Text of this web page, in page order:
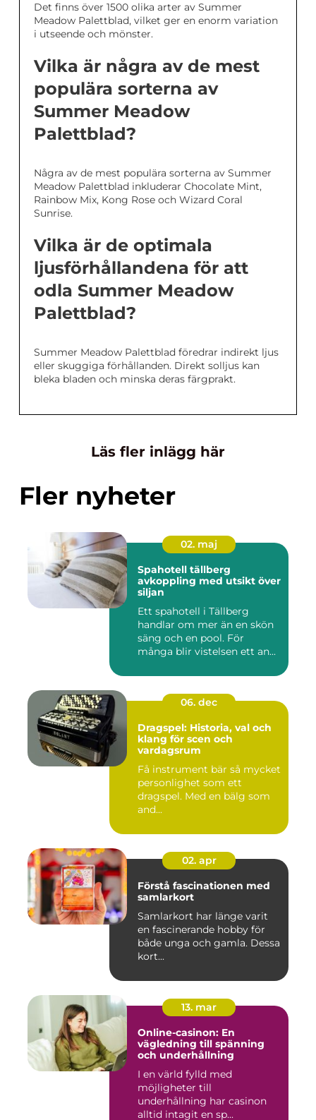
Det finns över 1500 olika arter av Summer
Meadow Palettblad, vilket ger en enorm variation
i utseende och mönster.
Vilka är några av de mest
populära sorterna av
Summer Meadow
Palettblad?
Några av de mest populära sorterna av Summer
Meadow Palettblad inkluderar Chocolate Mint,
Rainbow Mix, Kong Rose och Wizard Coral
Sunrise.
Vilka är de optimala
ljusförhållandena för att
odla Summer Meadow
Palettblad?
Summer Meadow Palettblad föredrar indirekt ljus
eller skuggiga förhållanden. Direkt solljus kan
bleka bladen och minska deras färgprakt.
Läs fler inlägg här
Fler nyheter
02. maj
Spahotell tällberg
avkoppling med utsikt över
siljan
Ett spahotell i Tällberg
handlar om mer än en skön
säng och en pool. För
många blir vistelsen ett an...
06. dec
Dragspel: Historia, val och
klang för scen och
vardagsrum
Få instrument bär så mycket
personlighet som ett
dragspel. Med en bälg som
and...
02. apr
Förstå fascinationen med
samlarkort
Samlarkort har länge varit
en fascinerande hobby för
både unga och gamla. Dessa
kort...
13. mar
Online-casinon: En
vägledning till spänning
och underhållning
I en värld fylld med
möjligheter till
underhållning har casinon
alltid intagit en sp...